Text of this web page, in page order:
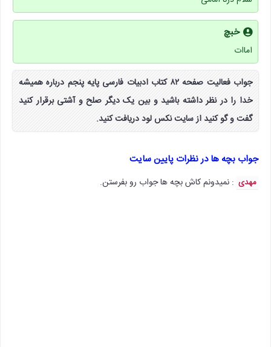
خبچ
اماات
جواب فعالیت صفحه ۸۲ کتاب ادبیات فارسی پایه پنجم درباره همیشه
خدا را در نظر داشته باشید و بین یک دیگر صلح و آشتی برقرار کنید
گفت و گو کنید از سایت نکس لود دریافت کنید.
جواب بچه ها در نظرات پایین سایت
مهدی : نمیدونم کاش بچه ها جواب رو بفرستن.